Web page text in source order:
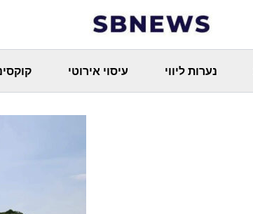
נערות ליווי עיסוי אירוטי